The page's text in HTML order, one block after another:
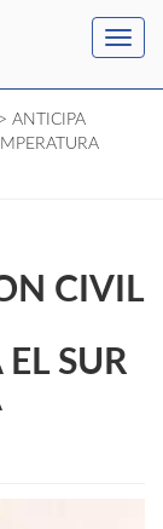
> ANTICIPA
CIVIL
SUR